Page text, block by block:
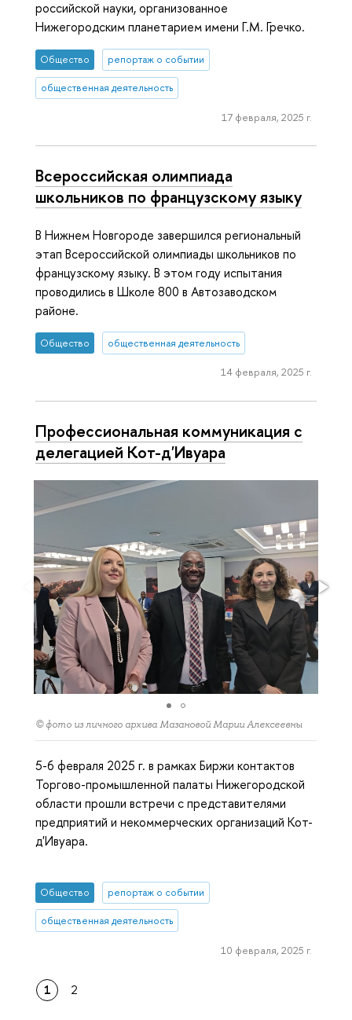
российской науки, организованное
Нижегородским планетарием имени Г.М. Гречко.
Общество репортаж о событии
общественная деятельность
17 февраля, 2025 г.
Всероссийская олимпиада
школьников по французскому языку
В Нижнем Новгороде завершился региональный
этап Всероссийской олимпиады школьников по
французскому языку. В этом году испытания
проводились в Школе 800 в Автозаводском
районе.
Общество общественная деятельность
14 февраля, 2025 г.
Профессиональная коммуникация с
делегацией Кот-д'Ивуара
© фото из личного архива Мазановой Марии Алексеевны
5-6 февраля 2025 г. в рамках Биржи контактов
Торгово-промышленной палаты Нижегородской
области прошли встречи с представителями
предприятий и некоммерческих организаций Кот-
д'Ивуара.
Общество репортаж о событии
общественная деятельность
10 февраля, 2025 г.
1 2